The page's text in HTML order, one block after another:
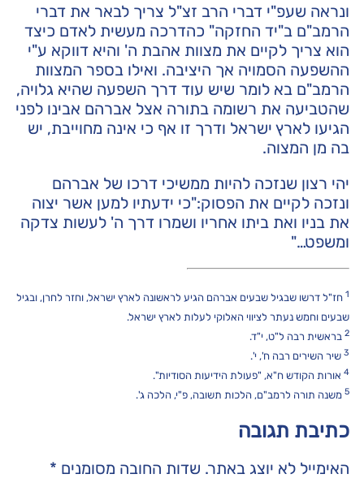
ונראה שעפ"י דברי הרב זצ"ל צריך לבאר את דברי
הרמב"ם ב"יד החזקה" כהדרכה מעשית לאדם כיצד
הוא צריך לקיים את מצוות אהבת ה' והיא דווקא ע"י
ההשפעה הסמויה אך היציבה. ואילו בספר המצוות
הרמב"ם בא לומר שיש עוד דרך השפעה שהיא גלויה,
שהטביעה את רשומה בתורה אצל אברהם אבינו לפני
הגיעו לארץ ישראל ודרך זו אף כי אינה מחוייבת, יש
בה מן המצוה.
יהי רצון שנזכה להיות ממשיכי דרכו של אברהם
ונזכה לקיים את הפסוק:"כי ידעתיו למען אשר יצוה
את בניו ואת ביתו אחריו ושמרו דרך ה' לעשות צדקה
ומשפט…"
1חז"ל דרשו שבגיל שבעים אברהם הגיע לראשונה לארץ ישראל, וחזר לחרן, ובגיל
שבעים וחמש נעתר לציווי האלוקי לעלות לארץ ישראל.
2בראשית רבה ל"ט, י"ד.
3שיר השירים רבה ח', י'.
4אורות הקודש ח"א, "פעולת הידיעות הסודיות".
5משנה תורה לרמב"ם, הלכות תשובה, פ"י, הלכה ג'.
כתיבת תגובה
האימייל לא יוצג באתר. שדות החובה מסומנים *